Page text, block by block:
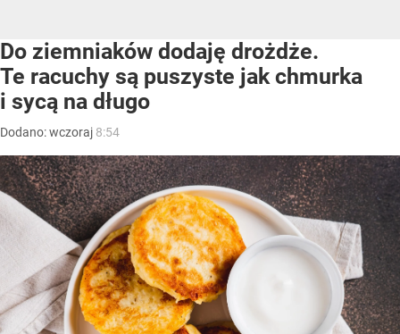
Do ziemniaków dodaję drożdże.
Te racuchy są puszyste jak chmurka
i sycą na długo
Dodano:wczoraj 8:54